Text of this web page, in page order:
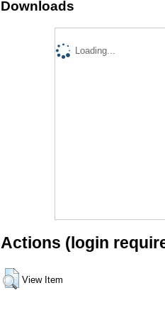
Downloads
Loading...
Actions (login
View Item